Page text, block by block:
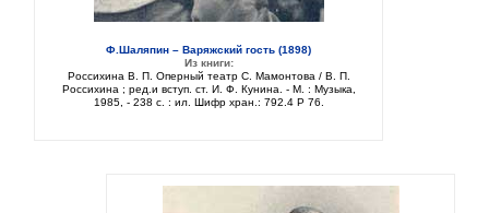
Ф.Шаляпин – Варяжский гость (1898)
Из книги:
Россихина В. П. Оперный театр С. Мамонтова / В. П.
Россихина ; ред.и вступ. ст. И. Ф. Кунина. - М. : Музыка,
1985, - 238 с. : ил. Шифр хран.: 792.4 Р 76.